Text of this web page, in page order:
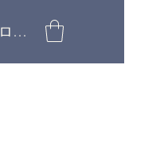
ログイン